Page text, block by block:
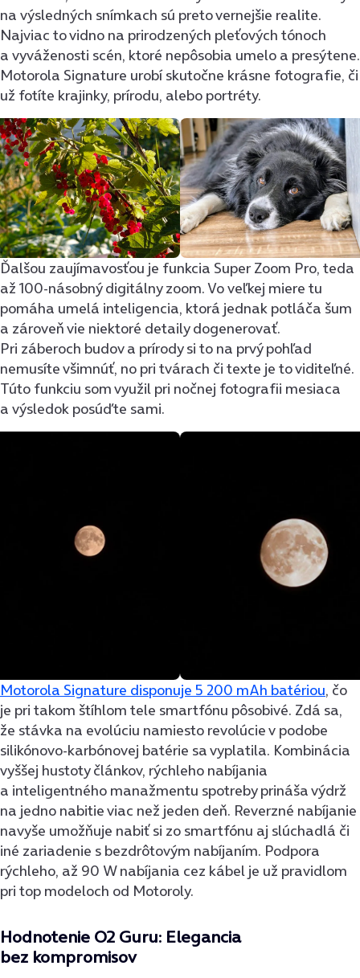
na výsledných snímkach sú preto vernejšie realite.
Najviac to vidno na prirodzených pleťových tónoch
a vyváženosti scén, ktoré nepôsobia umelo a presýtene.
Motorola Signature urobí skutočne krásne fotografie, či
už fotíte krajinky, prírodu, alebo portréty.
Ďalšou zaujímavosťou je funkcia Super Zoom Pro, teda
až 100-násobný digitálny zoom. Vo veľkej miere tu
pomáha umelá inteligencia, ktorá jednak potláča šum
a zároveň vie niektoré detaily dogenerovať.
Pri záberoch budov a prírody si to na prvý pohľad
nemusíte všimnúť, no pri tvárach či texte je to viditeľné.
Túto funkciu som využil pri nočnej fotografii mesiaca
a výsledok posúďte sami.
Motorola Signature disponuje 5 200 mAh batériou, čo
je pri takom štíhlom tele smartfónu pôsobivé. Zdá sa,
že stávka na evolúciu namiesto revolúcie v podobe
silikónovo-karbónovej batérie sa vyplatila. Kombinácia
vyššej hustoty článkov, rýchleho nabíjania
a inteligentného manažmentu spotreby prináša výdrž
na jedno nabitie viac než jeden deň. Reverzné nabíjanie
navyše umožňuje nabiť si zo smartfónu aj slúchadlá či
iné zariadenie s bezdrôtovým nabíjaním. Podpora
rýchleho, až 90 W nabíjania cez kábel je už pravidlom
pri top modeloch od Motoroly.
Hodnotenie O2 Guru: Elegancia
bez kompromisov